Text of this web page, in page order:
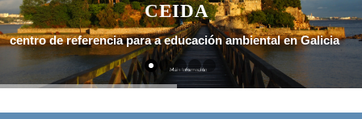
centro de referencia para a educación ambiental en Galicia
Máis Información
CEIDA